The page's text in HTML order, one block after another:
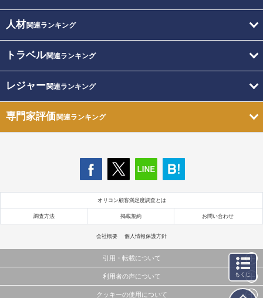
人材関連ランキング
トラベル関連ランキング
レジャー関連ランキング
専門家評価関連ランキング
オリコン顧客満足度調査とは
調査方法 掲載規約 お問い合わせ
会社概要 個人情報保護方針
引用・転載について
当サイトで公開されている情報（文字、写真、イラスト、画像データ等）及びこれらの配置・
利用者の声について
当サイトに掲載している内容はすべてサービスの利用者が提出された見解・感想です。
クッキーの使用について
もくじ